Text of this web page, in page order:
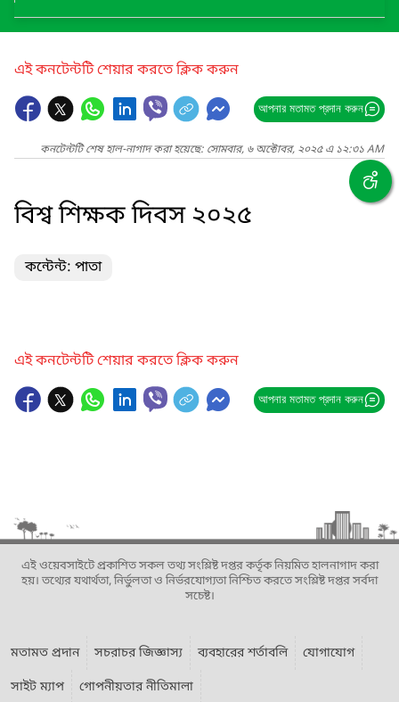
এই কনটেন্টটি শেয়ার করতে ক্লিক করুন
আপনার মতামত প্রদান করুন
কনটেন্টটি শেষ হাল-নাগাদ করা হয়েছে: সোমবার, ৬ অক্টোবর, ২০২৫ এ ১২:৩১ AM
বিশ্ব শিক্ষক দিবস ২০২৫
কন্টেন্ট: পাতা
এই কনটেন্টটি শেয়ার করতে ক্লিক করুন
আপনার মতামত প্রদান করুন
এই ওয়েবসাইটে প্রকাশিত সকল তথ্য সংশ্লিষ্ট দপ্তর কর্তৃক নিয়মিত হালনাগাদ করা
হয়। তথ্যের যথার্থতা, নির্ভুলতা ও নির্ভরযোগ্যতা নিশ্চিত করতে সংশ্লিষ্ট দপ্তর সর্বদা
সচেষ্ট।
মতামত প্রদান সচরাচর জিজ্ঞাস্য ব্যবহারের শর্তাবলি
যোগাযোগ
সাইট ম্যাপ
গোপনীয়তার নীতিমালা